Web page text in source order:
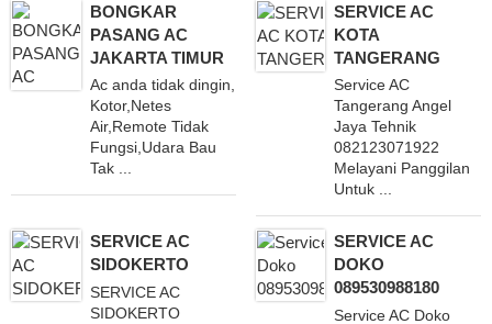
BONGKAR
PASANG AC
JAKARTA TIMUR
Ac anda tidak dingin,
Kotor,Netes
Air,Remote Tidak
Fungsi,Udara Bau
Tak ...
SERVICE AC
KOTA
TANGERANG
Service AC
Tangerang Angel
Jaya Tehnik
082123071922
Melayani Panggilan
Untuk ...
SERVICE AC
SIDOKERTO
SERVICE AC
SIDOKERTO
SERVICE AC
DOKO
089530988180
Service AC Doko